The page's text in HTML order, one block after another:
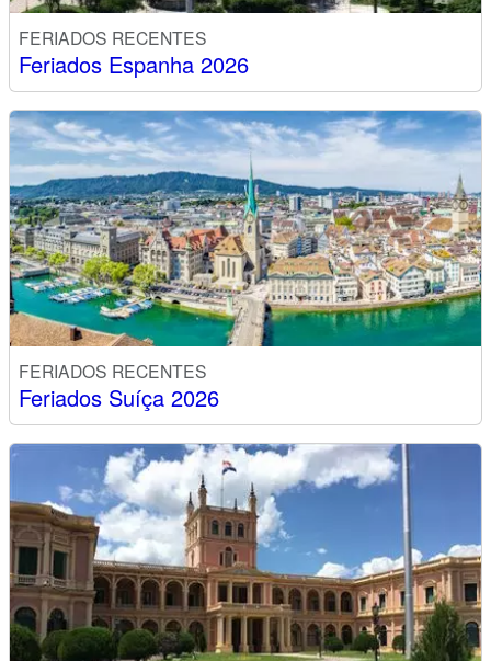
FERIADOS RECENTES
Feriados Espanha 2026
FERIADOS RECENTES
Feriados Suíça 2026